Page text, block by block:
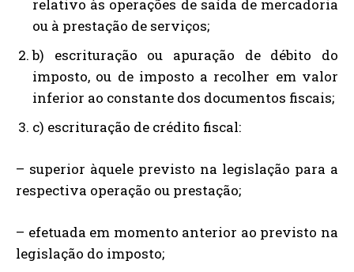
relativo às operações de saída de mercadoria
ou à prestação de serviços;
b) escrituração ou apuração de débito do
imposto, ou de imposto a recolher em valor
inferior ao constante dos documentos fiscais;
c) escrituração de crédito fiscal:
– superior àquele previsto na legislação para a
respectiva operação ou prestação;
– efetuada em momento anterior ao previsto na
legislação do imposto;